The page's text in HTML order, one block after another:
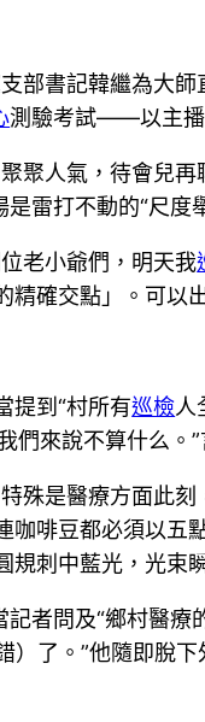
部書記韓繼為大
測驗考試——以主播
聚人氣，待會兒
雷打不動的“尺度
老小爺們，明天我
確交點」。可以
提到“村所有巡檢人
們來說不算什么。
殊是醫療方面此
咖啡豆都必須以五
刺中藍光，光
記者問及“鄉村醫療
了。”他隨即脫